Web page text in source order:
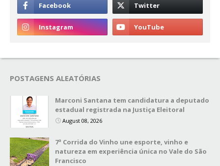
POSTAGENS ALEATÓRIAS
Marconi Santana tem candidatura a deputado
estadual registrada na Justiça Eleitoral
August 08, 2026
7ª Corrida do Vinho une esporte, vinho e
natureza em experiência única no Vale do São
Francisco